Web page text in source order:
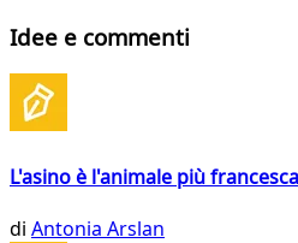
Idee e commenti
L'asino è l'animale più
di Antonia Arslan